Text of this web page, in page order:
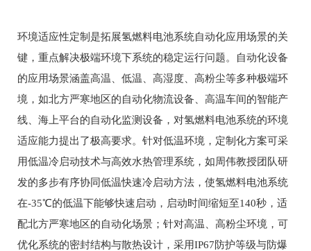
环境适应性定制是拓展氢燃料电池系统自动化应用场景的关
键，重点解决极端环境下系统的稳定运行问题。自动化设备
的应用场景涵盖高温、低温、高湿度、高粉尘等多种极端环
境，如北方严寒地区的自动化物流设备、高温车间的智能产
线、海上平台的自动化监测设备，对氢燃料电池系统的环境
适应能力提出了极高要求。针对低温环境，定制化方案可采
用低温冷启动技术与高效水热管理系统，如周伟教授团队研
发的多步有序协同低温快速冷启动方法，使氢燃料电池系统
在-35℃的低温下能够快速启动，启动时间缩短至140秒，适
配北方严寒地区的自动化场景；针对高温、高粉尘环境，可
优化系统的密封结构与散热设计，采用IP67防护等级与防爆